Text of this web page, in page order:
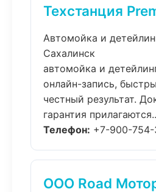
Техстанция
Автомойка и
Сахалинск
автомойка и
онлайн-запись,
честный результат.
гарантия
Телефон: +7-900-
ООО Road